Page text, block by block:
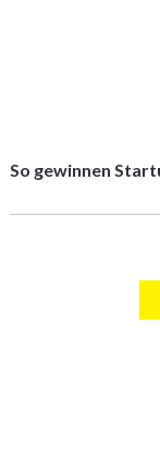
So gewinnen